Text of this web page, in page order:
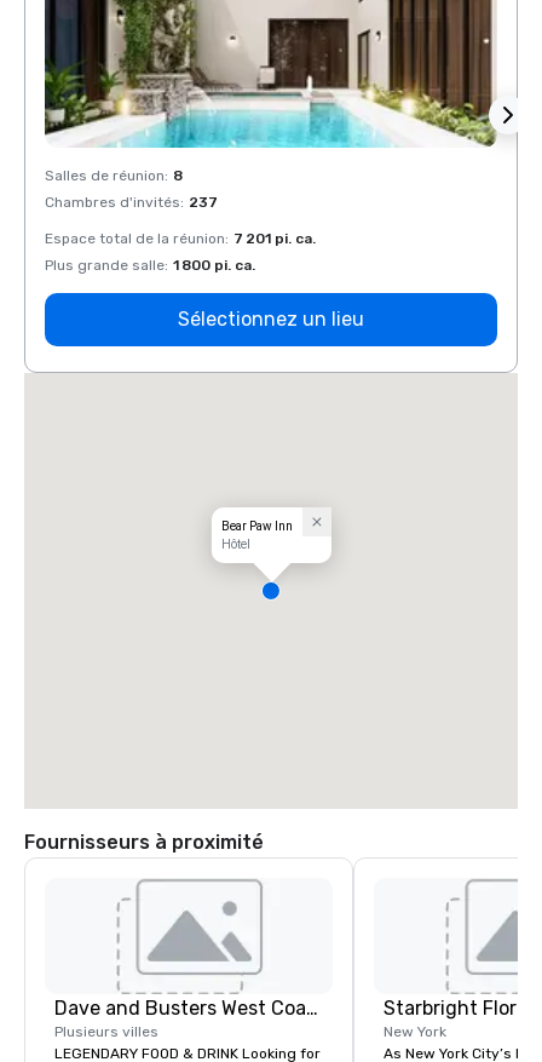
Salles de réunion: 8
Chambres d'invités: 237
Espace total de la réunion: 7 201 pi. ca.
Plus grande salle: 1 800 pi. ca.
Sélectionnez un lieu
Bear Paw Inn
Hôtel
Fournisseurs à proximité
Dave and Busters West Coast
Plusieurs villes
LEGENDARY FOOD & DRINK Looking for
Starbright Floral
New York
As New York City’s